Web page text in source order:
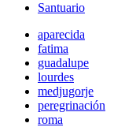
Santuario
aparecida
fatima
guadalupe
lourdes
medjugorje
peregrinación
roma